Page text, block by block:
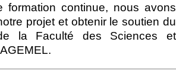
formation continue, nous avons
projet et obtenir le soutien du
la Faculté des Sciences et